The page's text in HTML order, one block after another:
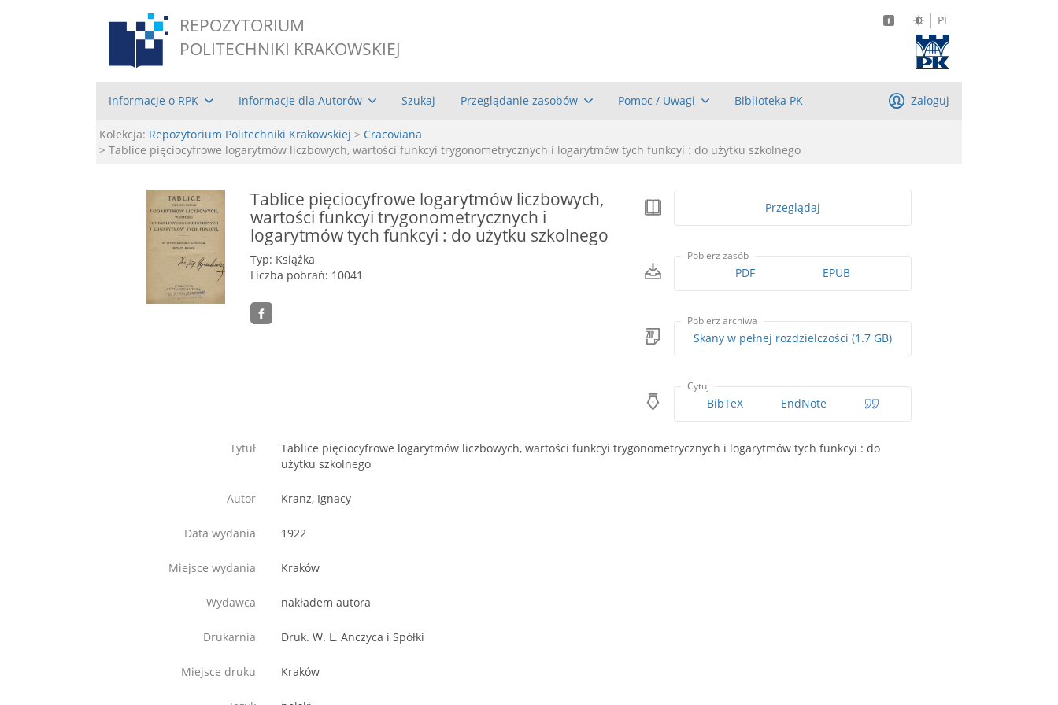
REPOZYTORIUM
POLITECHNIKI KRAKOWSKIEJ
PL
Informacje o RPK Informacje dla Autorów Szukaj Przeglądanie zasobów Pomoc / Uwagi Biblioteka PK Zaloguj
Kolekcja: Repozytorium Politechniki Krakowskiej > Cracoviana
> Tablice pięciocyfrowe logarytmów liczbowych, wartości funkcyi trygonometrycznych i logarytmów tych funkcyi : do użytku szkolnego
Tablice pięciocyfrowe logarytmów liczbowych,
wartości funkcyi trygonometrycznych i
logarytmów tych funkcyi : do użytku szkolnego
Typ: Książka
Liczba pobrań: 10041
Przeglądaj
Pobierz zasób
PDF EPUB
Pobierz archiwa
Skany w pełnej rozdzielczości (1.7 GB)
Cytuj
BibTeX EndNote
Tytuł
Tablice pięciocyfrowe logarytmów liczbowych, wartości funkcyi trygonometrycznych i logarytmów tych funkcyi : do
użytku szkolnego
Autor Kranz, Ignacy
Data wydania 1922
Miejsce wydania Kraków
Wydawca nakładem autora
Drukarnia Druk. W. L. Anczyca i Spółki
Miejsce druku Kraków